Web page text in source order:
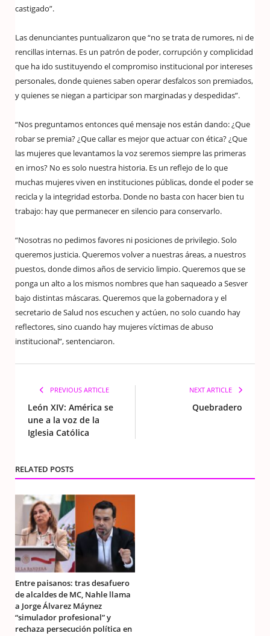
castigado”.
Las denunciantes puntualizaron que “no se trata de rumores, ni de
rencillas internas. Es un patrón de poder, corrupción y complicidad
que ha ido sustituyendo el compromiso institucional por intereses
personales, donde quienes saben operar desfalcos son premiados,
y quienes se niegan a participar son marginadas y despedidas”.
“Nos preguntamos entonces qué mensaje nos están dando: ¿Que
robar se premia? ¿Que callar es mejor que actuar con ética? ¿Que
las mujeres que levantamos la voz seremos siempre las primeras
en irnos? No es solo nuestra historia. Es un reflejo de lo que
muchas mujeres viven en instituciones públicas, donde el poder se
recicla y la integridad estorba. Donde no basta con hacer bien tu
trabajo: hay que permanecer en silencio para conservarlo.
“Nosotras no pedimos favores ni posiciones de privilegio. Solo
queremos justicia. Queremos volver a nuestras áreas, a nuestros
puestos, donde dimos años de servicio limpio. Queremos que se
ponga un alto a los mismos nombres que han saqueado a Sesver
bajo distintas máscaras. Queremos que la gobernadora y el
secretario de Salud nos escuchen y actúen, no solo cuando hay
reflectores, sino cuando hay mujeres víctimas de abuso
institucional”, sentenciaron.
PREVIOUS ARTICLE
León XIV: América se
une a la voz de la
Iglesia Católica
NEXT ARTICLE
Quebradero
RELATED POSTS
Entre paisanos: tras desafuero
de alcaldes de MC, Nahle llama
a Jorge Álvarez Máynez
“simulador profesional” y
rechaza persecución política en